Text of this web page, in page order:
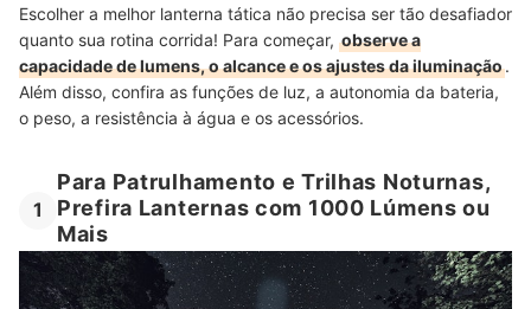
Veja Mais Acessórios para Quem Adora Acampar
Escolher a melhor lanterna tática não precisa ser tão desafiador
quanto sua rotina corrida! Para começar, observe a
capacidade de lumens, o alcance e os ajustes da iluminação.
Além disso, confira as funções de luz, a autonomia da bateria,
o peso, a resistência à água e os acessórios.
1
Para Patrulhamento e Trilhas Noturnas,
Prefira Lanternas com 1000 Lúmens ou
Mais